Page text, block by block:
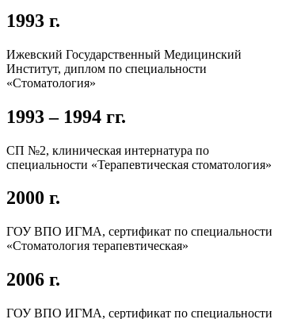
1993 г.
Ижевский Государственный Медицинский
Институт, диплом по специальности
«Стоматология»
1993 – 1994 гг.
СП №2, клиническая интернатура по
специальности «Терапевтическая стоматология»
2000 г.
ГОУ ВПО ИГМА, сертификат по специальности
«Стоматология терапевтическая»
2006 г.
ГОУ ВПО ИГМА, сертификат по специальности